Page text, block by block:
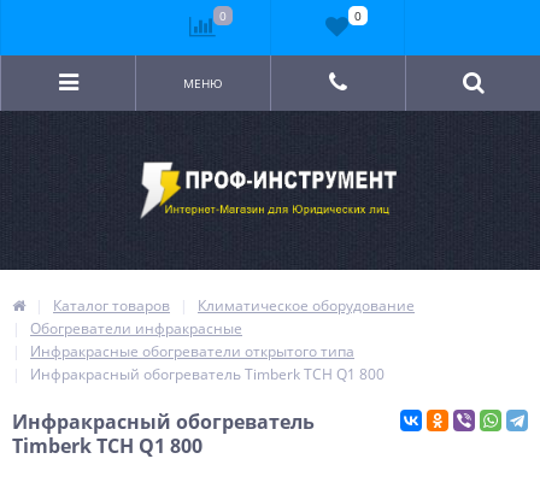
МЕНЮ
Каталог товаров
Климатическое оборудование
Обогреватели инфракрасные
Инфракрасные обогреватели открытого типа
Инфракрасный обогреватель Timberk TCH Q1 800
Инфракрасный обогреватель
Timberk TCH Q1 800
0 0